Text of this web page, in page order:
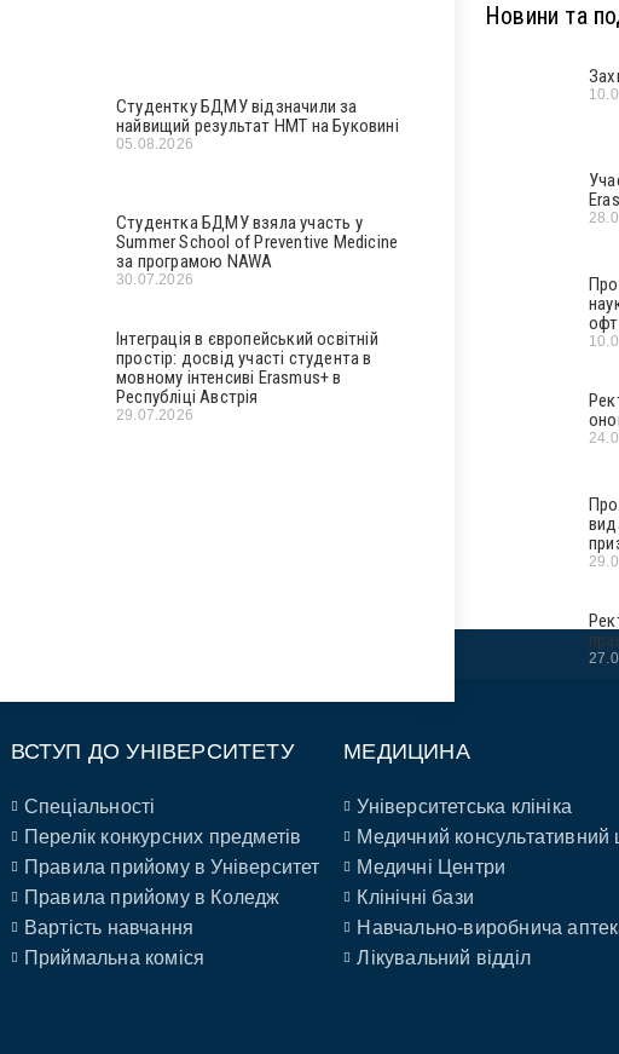
Студентку БДМУ відзначили за
найвищий результат НМТ на Буковині
05.08.2026
Студентка БДМУ взяла участь у
Summer School of Preventive Medicine
за програмою NAWA
30.07.2026
Інтеграція в європейський освітній
простір: досвід участі студента в
мовному інтенсиві Erasmus+ в
Республіці Австрія
29.07.2026
Новини та
ВСТУП ДО УНІВЕРСИТЕТУ
Спеціальності
Перелік конкурсних предметів
Правила прийому в Університет
Правила прийому в Коледж
Вартість навчання
Приймальна коміся
МЕДИЦИНА
Університетська клініка
Медичний консультативний
Медичні Центри
Клінічні бази
Навчально-виробнича
Лікувальний відділ